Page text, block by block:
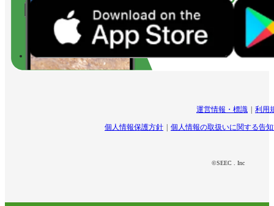
運営情報・標識 利用
個人情報保護方針 個人情報の取扱いに関する告
©SEEC . Inc